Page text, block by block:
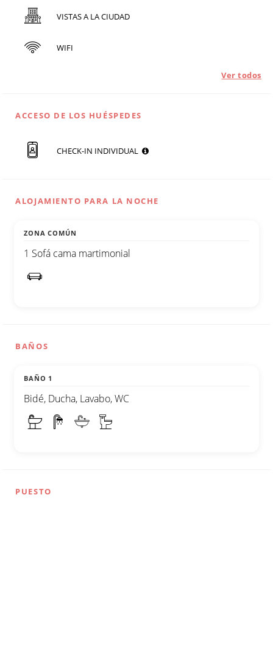
VISTAS A LA CIUDAD
WIFI
Ver todos
ACCESO DE LOS HUÉSPEDES
CHECK-IN INDIVIDUAL
ALOJAMIENTO PARA LA NOCHE
ZONA COMÚN
1 Sofá cama martimonial
BAÑOS
BAÑO 1
Bidé, Ducha, Lavabo, WC
PUESTO